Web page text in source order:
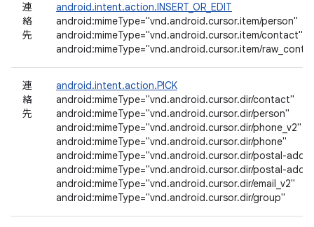
連
絡
先
android.intent.action.INSERT_OR_EDIT
android:mimeType="vnd.android.cursor.item/person"
android:mimeType="vnd.android.cursor.item/contact"
android:mimeType="vnd.android.cursor.item/
連
絡
先
android.intent.action.PICK
android:mimeType="vnd.android.cursor.dir/contact"
android:mimeType="vnd.android.cursor.dir/person"
android:mimeType="vnd.android.cursor.dir/phone_v2"
android:mimeType="vnd.android.cursor.dir/phone"
android:mimeType="vnd.android.cursor.dir/postal-
android:mimeType="vnd.android.cursor.dir/postal-
android:mimeType="vnd.android.cursor.dir/email_v2"
android:mimeType="vnd.android.cursor.dir/group"